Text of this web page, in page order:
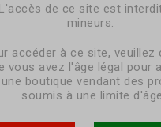
L'accès de ce site est
mineurs.
accéder à ce site, veuillez
vous avez l'âge légal pour
une boutique vendant des
soumis à une limite d'âge